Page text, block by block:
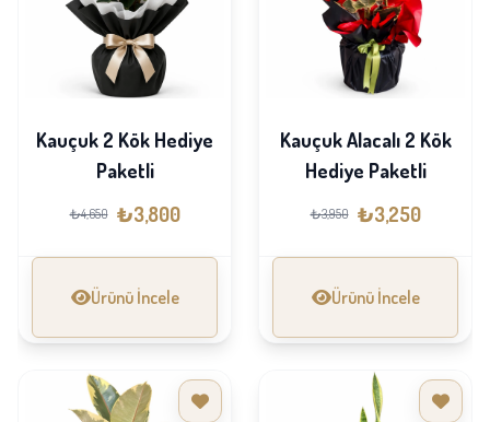
Kauçuk 2 Kök Hediye
Paketli
₺4,650 ₺3,800
Ürünü İncele
Kauçuk Alacalı 2 Kök
Hediye Paketli
₺3,950 ₺3,250
Ürünü İncele